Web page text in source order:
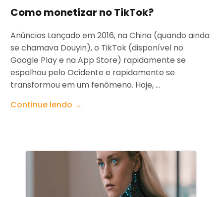
Como monetizar no TikTok?
Anúncios Lançado em 2016, na China (quando ainda
se chamava Douyin), o TikTok (disponível no
Google Play e na App Store) rapidamente se
espalhou pelo Ocidente e rapidamente se
transformou em um fenômeno. Hoje, ...
Continue lendo →